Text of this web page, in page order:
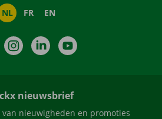
NL FR EN
FacebookInstagramLinkedIn
nieuwsbrief
nieuwigheden en promoties